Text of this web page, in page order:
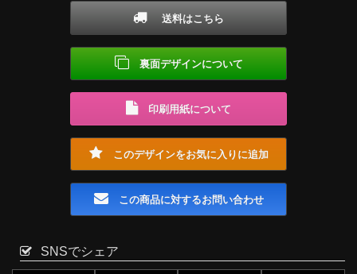
送料はこちら
裏面デザインについて
印刷用紙について
このデザインをお気に入りに追加
この商品に対するお問い合わせ
SNSでシェア